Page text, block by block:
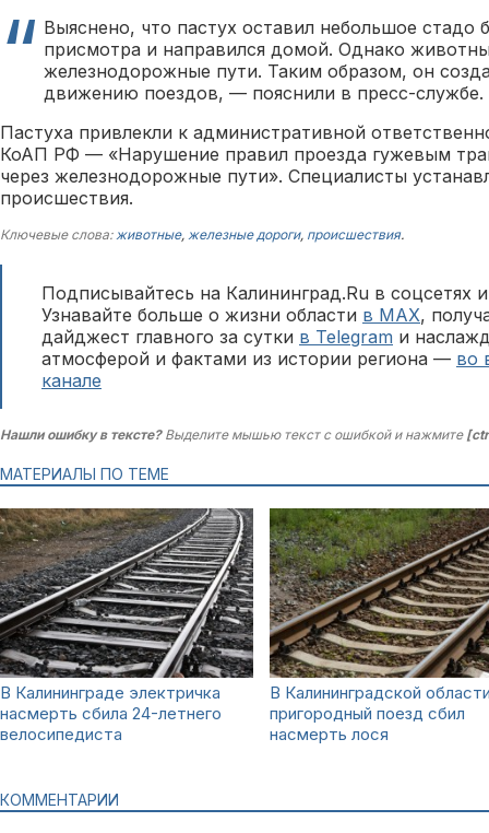
Выяснено, что пастух оставил небольшое стадо
присмотра и направился домой. Однако
железнодорожные пути. Таким образом, он
движению поездов, — пояснили в пресс-службе.
Пастуха привлекли к административной
КоАП РФ — «Нарушение правил проезда гужевым
через железнодорожные пути». Специалисты
происшествия.
Ключевые слова:животные, железные дороги, происшествия.
Подписывайтесь на Калининград.Ru в соцсетях
Узнавайте больше о жизни области в MAX,
дайджест главного за сутки в Telegram и
атмосферой и фактами из истории региона — во
канале
Нашли ошибку в тексте?Выделите мышью текст с ошибкой и нажмите
МАТЕРИАЛЫ ПО ТЕМЕ
В Калининграде электричка
насмерть сбила 24-летнего
велосипедиста
В Калининградской
пригородный поезд сбил
насмерть лося
КОММЕНТАРИИ